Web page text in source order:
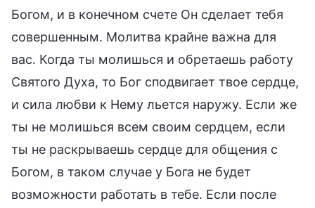
Богом, и в конечном счете Он сделает тебя
совершенным. Молитва крайне важна для
вас. Когда ты молишься и обретаешь работу
Святого Духа, то Бог сподвигает твое сердце,
и сила любви к Нему льется наружу. Если же
ты не молишься всем своим сердцем, если
ты не раскрываешь сердце для общения с
Богом, в таком случае у Бога не будет
возможности работать в тебе. Если после